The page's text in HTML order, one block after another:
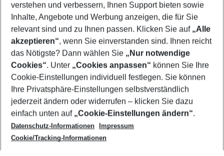
Footer
Footer navigation
Über uns
AGB
Cookie-Einstellungen ändern
Cookie-Richtlinie
Datenschutz
Service & Hilfe
Barrierefreies Reisen
Check-in
Folgen Sie uns
verstehen und verbessern, Ihnen Support bieten sowie
Inhalte, Angebote und Werbung anzeigen, die für Sie
relevant sind und zu Ihnen passen. Klicken Sie auf „Alle
akzeptieren“, wenn Sie einverstanden sind. Ihnen reicht
das Nötigste? Dann wählen Sie „Nur notwendige
Cookies“. Unter „Cookies anpassen“ können Sie Ihre
Cookie-Einstellungen individuell festlegen. Sie können
Ihre Privatsphäre-Einstellungen selbstverständlich
jederzeit ändern oder widerrufen – klicken Sie dazu
einfach unten auf „Cookie-Einstellungen ändern“.
Datenschutz-Informationen
Impressum
Cookie/Tracking-Informationen